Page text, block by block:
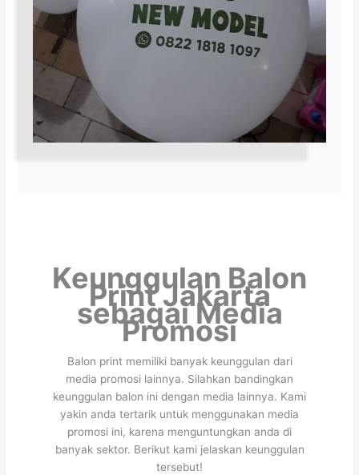
Keunggulan Balon
Print Jakarta
sebagai Media
Promosi
Balon print memiliki banyak keunggulan dari
media promosi lainnya. Silahkan bandingkan
keunggulan balon ini dengan media lainnya. Kami
yakin anda tertarik untuk menggunakan media
promosi ini, karena menguntungkan anda di
banyak sektor. Berikut kami jelaskan keunggulan
tersebut!